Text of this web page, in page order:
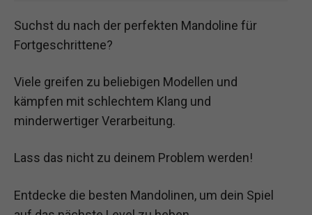
Suchst du nach der perfekten Mandoline für
Fortgeschrittene?
Viele greifen zu beliebigen Modellen und
kämpfen mit schlechtem Klang und
minderwertiger Verarbeitung.
Lass das nicht zu deinem Problem werden!
Entdecke die besten Mandolinen, um dein Spiel